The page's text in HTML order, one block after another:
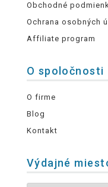
Obchodné
Ochrana osobných
Affiliate program
O spoločnosti
O firme
Blog
Kontakt
Výdajné